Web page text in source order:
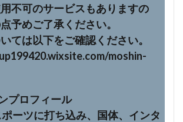
不可のサービスもありますの
予めご了承ください。
ては以下をご確認ください。
moshin-
プロフィール
ーツに打ち込み、国体、インタ